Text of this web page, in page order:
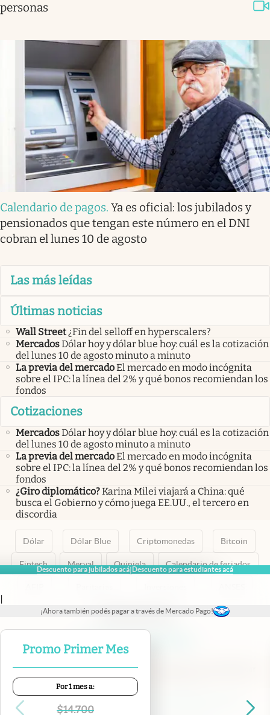
Descuento para jubilados acá|Descuento para estudiantes acá
|
¡Ahora también podés pagar a través de Mercado Pago!
Promo Primer Mes
Por 1 mes a:
$14.700
personas
Calendario de pagos. Ya es oficial: los jubilados y
pensionados que tengan este número en el DNI
cobran el lunes 10 de agosto
Las más leídas
Últimas noticias
Wall Street¿Fin del selloff en hyperscalers?
MercadosDólar hoy y dólar blue hoy: cuál es la cotización
del lunes 10 de agosto minuto a minuto
La previa del mercadoEl mercado en modo incógnita
sobre el IPC: la línea del 2% y qué bonos recomiendan los
fondos
Cotizaciones
MercadosDólar hoy y dólar blue hoy: cuál es la cotización
del lunes 10 de agosto minuto a minuto
La previa del mercadoEl mercado en modo incógnita
sobre el IPC: la línea del 2% y qué bonos recomiendan los
fondos
¿Giro diplomático?Karina Milei viajará a China: qué
busca el Gobierno y cómo juega EE.UU., el tercero en
discordia
Dólar Dólar Blue Criptomonedas Bitcoin
Fintech Merval Quiniela Calendario de feriados
abre en nueva pestaña
abre en nueva pestaña
abre en nueva pestaña
abre en nueva pestaña
abre en nueva pestaña